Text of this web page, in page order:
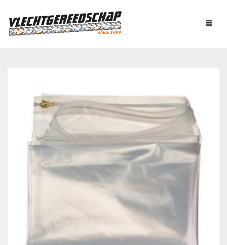
AUTOMATISCH BINDEN
BOUTENSCHAREN
C-RINGTOOL
DRAADBINDER
GEBRUIKTE MACHINES
OVER ONS